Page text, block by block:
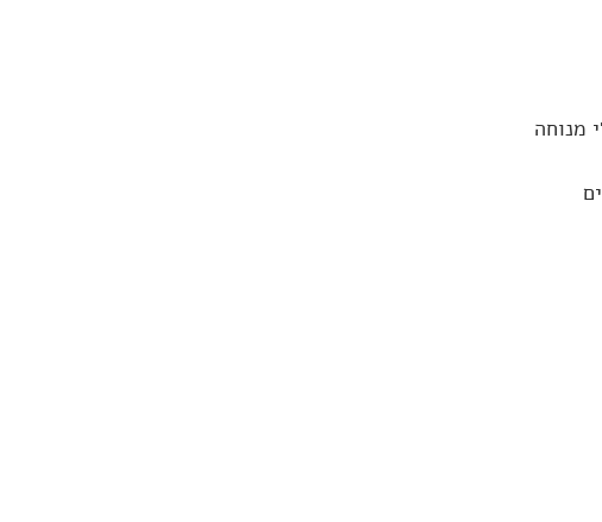
מנוחה